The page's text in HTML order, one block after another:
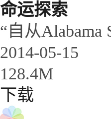
命运探索
“自从
2014-05-15
128.4M
下载